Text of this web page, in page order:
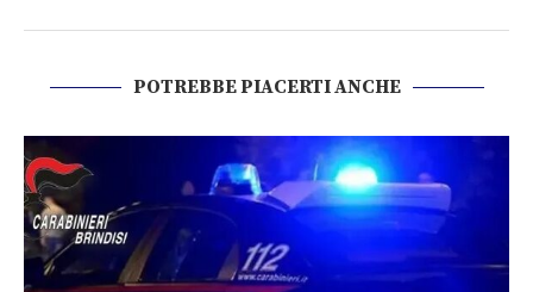
POTREBBE PIACERTI ANCHE